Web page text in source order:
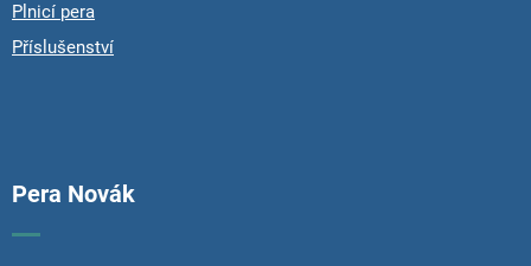
Plnicí pera
Příslušenství
Pera Novák